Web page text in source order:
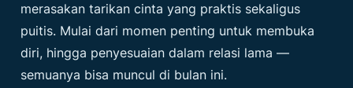
merasakan tarikan cinta yang praktis sekaligus
puitis. Mulai dari momen penting untuk membuka
diri, hingga penyesuaian dalam relasi lama —
semuanya bisa muncul di bulan ini.